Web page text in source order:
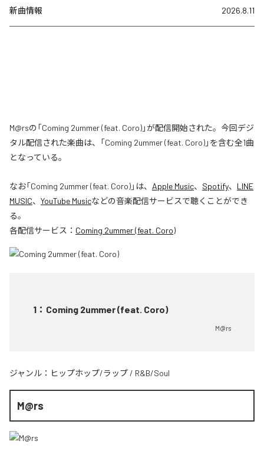
新曲情報 2026.8.11
M@rsの「Coming 2ummer (feat. Coro)」が配信開始された。今回デジ
タル配信された楽曲は、「Coming 2ummer (feat. Coro)」を含む全1曲
となっている。
なお「Coming 2ummer (feat. Coro)」は、 Apple Music、 Spotify、 LINE
MUSIC、 YouTube Musicなどの音楽配信サービスで聴くことができ
る。
各配信サービス： Coming 2ummer (feat. Coro)
1 ： Coming 2ummer (feat. Coro)
M@rs
ジャンル： ヒップホップ/ラップ / R&B/Soul
M@rs